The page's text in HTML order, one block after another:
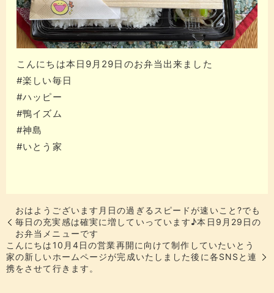
こんにちは本日9月29日のお弁当出来ました
#楽しい毎日
#ハッピー
#鴨イズム
#神島
#いとう家
おはようございます​​​​月日の過ぎるスピードが速いこと?​でも​
毎日の充実感は確実に増していっています♪​​​​本日9月29日の
お弁当メニューです​
こんにちは​​10月4日の営業再開に向けて制作していた​いとう
家の新しいホームページが完成いたしました️​​​​​後に各SNSと連
携をさせて行きます。